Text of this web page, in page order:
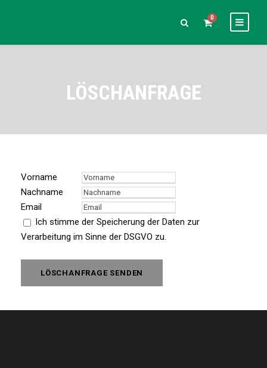
0
LÖSCHANFRAGE
Vorname
Nachname
Email
Ich stimme der Speicherung der Daten zur
Verarbeitung im Sinne der DSGVO zu.